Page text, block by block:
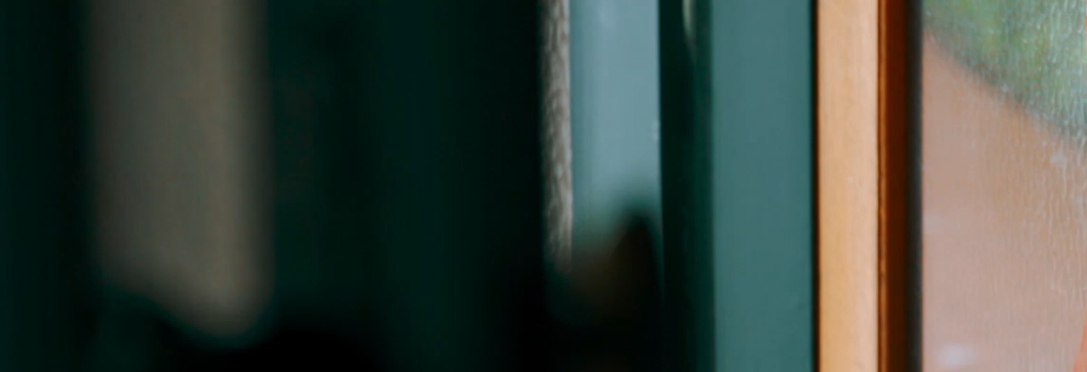
Hamburger China-Gesellschaft e.V.